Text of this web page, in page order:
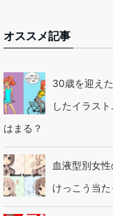
オススメ記事
30歳を迎え
したイラス
はまる？
血液型別女
けっこう当